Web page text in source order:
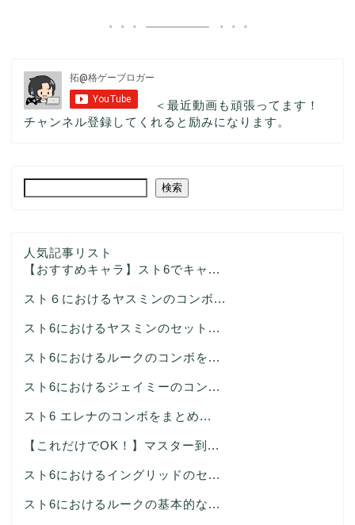
＜最近動画も頑張ってます！
チャンネル登録してくれると励みになります。
検索
人気記事リスト
【おすすめキャラ】スト6でキャ...
スト６におけるヤスミンのコンボ...
スト6におけるヤスミンのセット...
スト6におけるルークのコンボを...
スト6におけるジェイミーのコン...
スト6 エレナのコンボをまとめ...
【これだけでOK！】マスター到...
スト6におけるイングリッドのセ...
スト6におけるルークの基本的な...